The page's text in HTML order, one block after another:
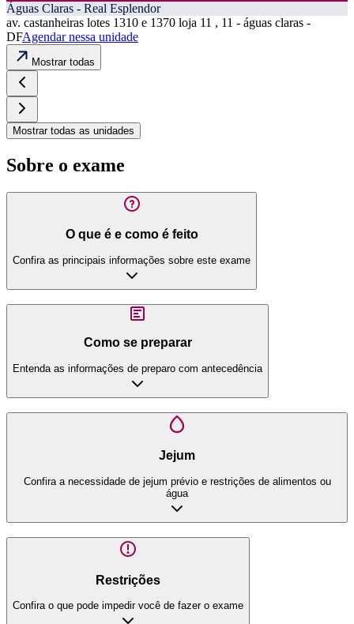
Águas Claras - Real Esplendor
av. castanheiras lotes 1310 e 1370 loja 11 , 11 - águas claras -
DFAgendar nessa unidade
Mostrar todas
Mostrar todas as unidades
Sobre o exame
O que é e como é feito
Confira as principais informações sobre este exame
Como se preparar
Entenda as informações de preparo com antecedência
Jejum
Confira a necessidade de jejum prévio e restrições de alimentos ou
água
Restrições
Confira o que pode impedir você de fazer o exame